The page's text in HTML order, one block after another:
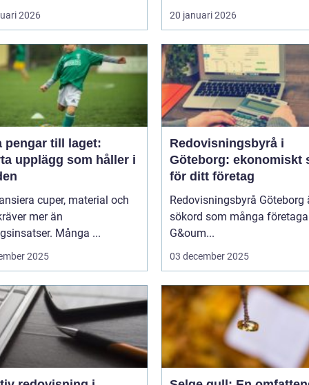
2026 20 januari 2026
pengar till laget:
upplägg som håller i
cuper, material och
mer än
Många ...
2025
Redovisningsbyrå i
Göteborg: ekonomiskt
för ditt företag
Redovisningsbyrå Göteborg
sökord som många
G&oum...
03 december 2025